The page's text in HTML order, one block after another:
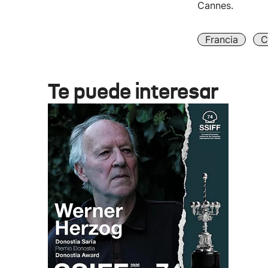
Cannes.
Francia
Te puede interesar